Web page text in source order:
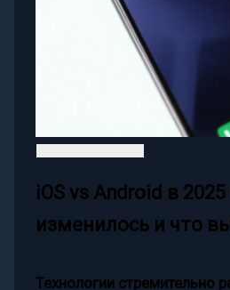
iOS vs Android в 2025
изменилось и что
Технологии стремительно